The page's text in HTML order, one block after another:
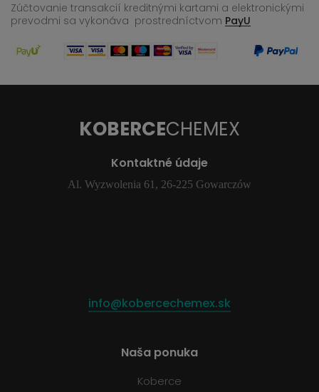
Zúčtovanie transakcií kreditnými kartami a elektronickými
prevodmi sa vykonáva prostredníctvom PayU
KOBERCECHEMEX
Kontaktné údaje
Al. Wyzwolenia 61, 26-225 Gowarczów
info@kobercechemex.sk
Naša ponuka
Koberce